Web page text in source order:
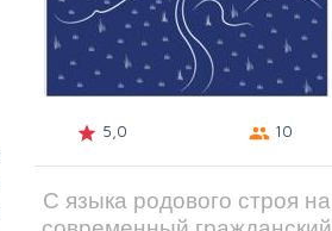
grade 5,0 group 10
С языка родового строя на